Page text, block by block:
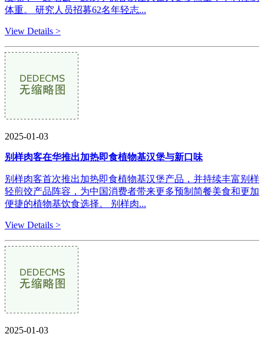
体重。 研究人员招募62名年轻志...
View Details >
2025-01-03
别样肉客在华推出加热即食植物基汉堡与新口味
别样肉客首次推出加热即食植物基汉堡产品，并持续丰富别样
轻煎饺产品阵容，为中国消费者带来更多预制简餐美食和更加
便捷的植物基饮食选择。 别样肉...
View Details >
2025-01-03